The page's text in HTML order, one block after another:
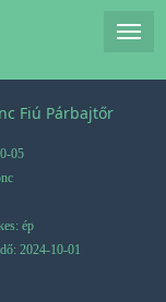
Fiú Párbajtőr
05
ép
2024-10-01